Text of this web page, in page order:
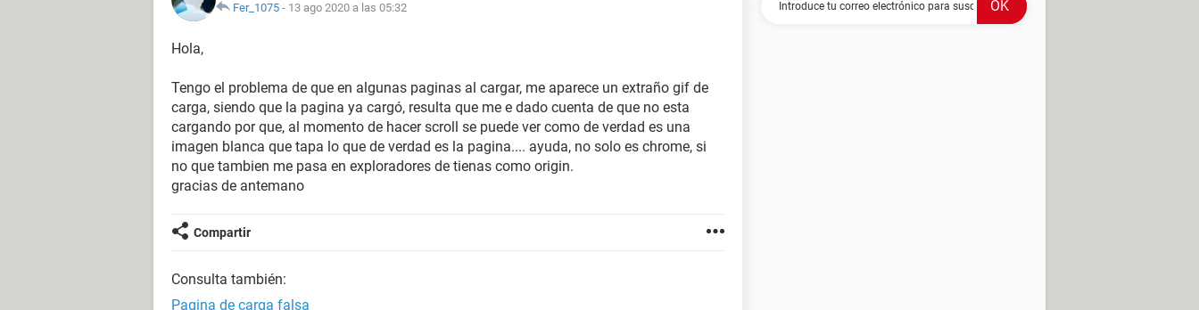
Fer_1075 - 13 ago 2020 a las 05:32
Hola,
Tengo el problema de que en algunas paginas al cargar, me aparece un extraño gif de
carga, siendo que la pagina ya cargó, resulta que me e dado cuenta de que no esta
cargando por que, al momento de hacer scroll se puede ver como de verdad es una
imagen blanca que tapa lo que de verdad es la pagina.... ayuda, no solo es chrome, si
no que tambien me pasa en exploradores de tienas como origin.
gracias de antemano
Compartir
Consulta también:
Pagina de carga falsa